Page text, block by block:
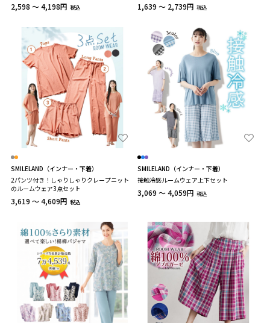
2,598 ～ 4,198円 税込 1,639 ～ 2,739円 税込
SMILELAND（インナー・下着）
2パンツ付き！しゃりしゃりクレープニット
のルームウェア3点セット
3,619 ～ 4,609円 税込
SMILELAND（インナー・下着）
接触冷感ルームウェア上下セット
3,069 ～ 4,059円 税込